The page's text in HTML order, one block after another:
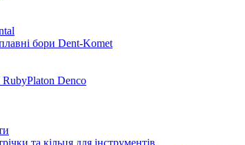
бори Dent-Komet
RubyPlaton Denco
та кільця для інструментів